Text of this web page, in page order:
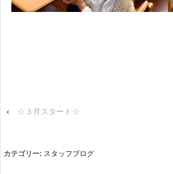
‹ ☆３月スタート☆
カテゴリー: スタッフブログ